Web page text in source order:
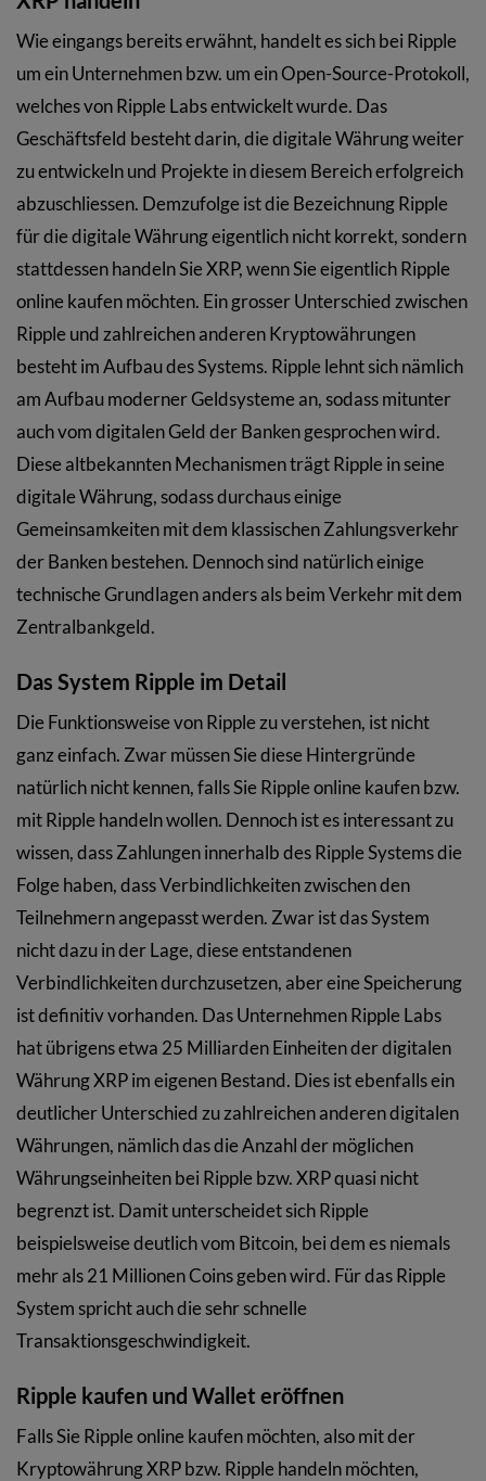
Wie eingangs bereits erwähnt, handelt es sich bei Ripple
um ein Unternehmen bzw. um ein Open-Source-Protokoll,
welches von Ripple Labs entwickelt wurde. Das
Geschäftsfeld besteht darin, die digitale Währung weiter
zu entwickeln und Projekte in diesem Bereich erfolgreich
abzuschliessen. Demzufolge ist die Bezeichnung Ripple
für die digitale Währung eigentlich nicht korrekt, sondern
stattdessen handeln Sie XRP, wenn Sie eigentlich Ripple
online kaufen möchten. Ein grosser Unterschied zwischen
Ripple und zahlreichen anderen Kryptowährungen
besteht im Aufbau des Systems. Ripple lehnt sich nämlich
am Aufbau moderner Geldsysteme an, sodass mitunter
auch vom digitalen Geld der Banken gesprochen wird.
Diese altbekannten Mechanismen trägt Ripple in seine
digitale Währung, sodass durchaus einige
Gemeinsamkeiten mit dem klassischen Zahlungsverkehr
der Banken bestehen. Dennoch sind natürlich einige
technische Grundlagen anders als beim Verkehr mit dem
Zentralbankgeld.
Das System Ripple im Detail
Die Funktionsweise von Ripple zu verstehen, ist nicht
ganz einfach. Zwar müssen Sie diese Hintergründe
natürlich nicht kennen, falls Sie Ripple online kaufen bzw.
mit Ripple handeln wollen. Dennoch ist es interessant zu
wissen, dass Zahlungen innerhalb des Ripple Systems die
Folge haben, dass Verbindlichkeiten zwischen den
Teilnehmern angepasst werden. Zwar ist das System
nicht dazu in der Lage, diese entstandenen
Verbindlichkeiten durchzusetzen, aber eine Speicherung
ist definitiv vorhanden. Das Unternehmen Ripple Labs
hat übrigens etwa 25 Milliarden Einheiten der digitalen
Währung XRP im eigenen Bestand. Dies ist ebenfalls ein
deutlicher Unterschied zu zahlreichen anderen digitalen
Währungen, nämlich das die Anzahl der möglichen
Währungseinheiten bei Ripple bzw. XRP quasi nicht
begrenzt ist. Damit unterscheidet sich Ripple
beispielsweise deutlich vom Bitcoin, bei dem es niemals
mehr als 21 Millionen Coins geben wird. Für das Ripple
System spricht auch die sehr schnelle
Transaktionsgeschwindigkeit.
Ripple kaufen und Wallet eröffnen
Falls Sie Ripple online kaufen möchten, also mit der
Kryptowährung XRP bzw. Ripple handeln möchten,